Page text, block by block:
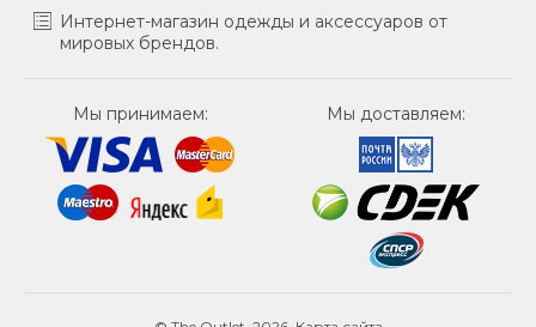
Интернет-магазин одежды и аксессуаров от
мировых брендов.
Мы принимаем: Мы доставляем: